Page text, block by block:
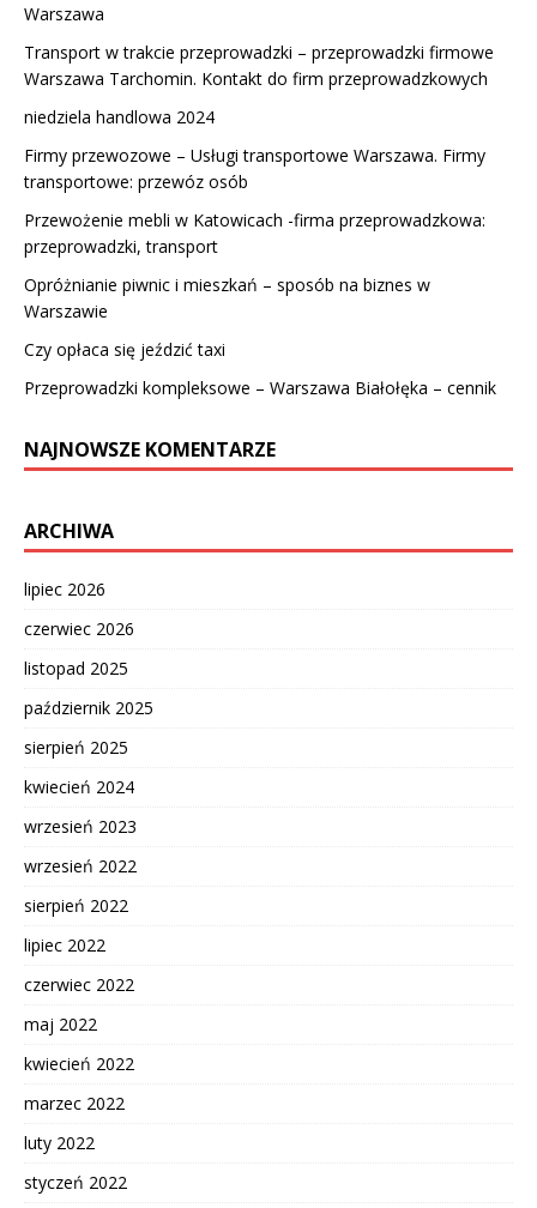
Warszawa
Transport w trakcie przeprowadzki – przeprowadzki firmowe
Warszawa Tarchomin. Kontakt do firm przeprowadzkowych
niedziela handlowa 2024
Firmy przewozowe – Usługi transportowe Warszawa. Firmy
transportowe: przewóz osób
Przewożenie mebli w Katowicach -firma przeprowadzkowa:
przeprowadzki, transport
Opróżnianie piwnic i mieszkań – sposób na biznes w
Warszawie
Czy opłaca się jeździć taxi
Przeprowadzki kompleksowe – Warszawa Białołęka – cennik
NAJNOWSZE KOMENTARZE
ARCHIWA
lipiec 2026
czerwiec 2026
listopad 2025
październik 2025
sierpień 2025
kwiecień 2024
wrzesień 2023
wrzesień 2022
sierpień 2022
lipiec 2022
czerwiec 2022
maj 2022
kwiecień 2022
marzec 2022
luty 2022
styczeń 2022